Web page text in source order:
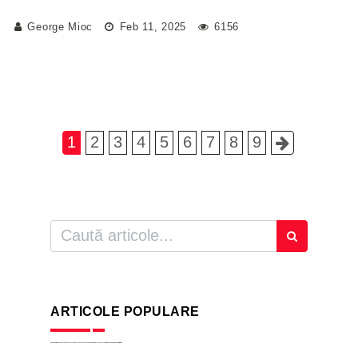
George Mioc Feb 11, 2025 6156
1 2 3 4 5 6 7 8 9
ARTICOLE POPULARE